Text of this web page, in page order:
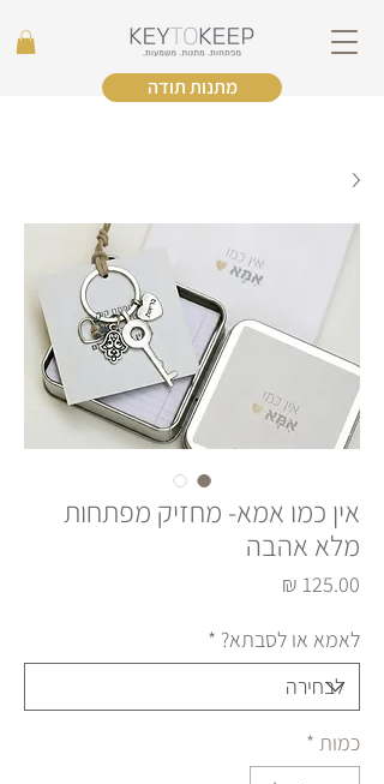
מתנות תודה
אין כמו אמא- מחזיק מפתחות
מלא אהבה
לאמא או לסבתא? *
כמות *